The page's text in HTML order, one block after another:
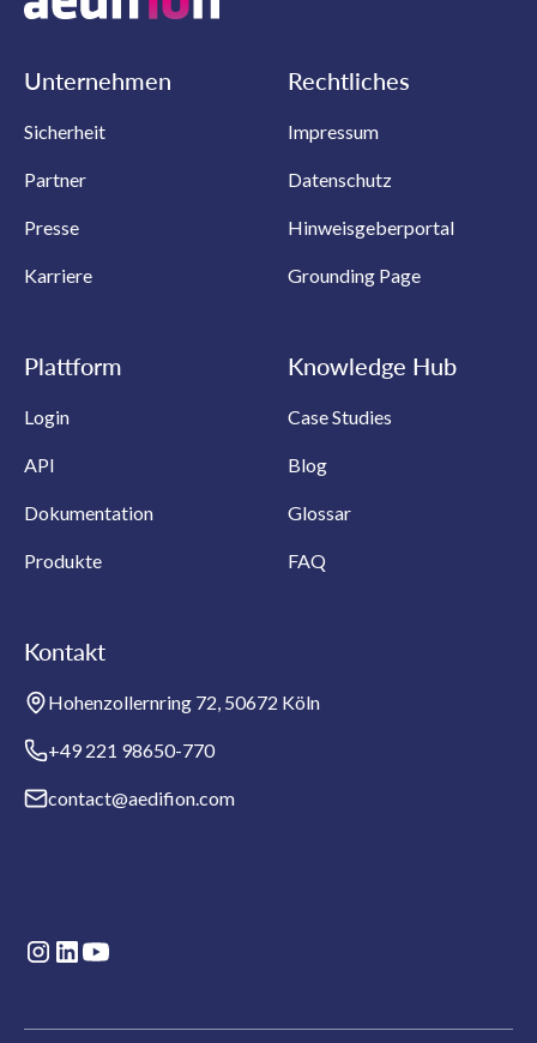
Unternehmen
Sicherheit
Partner
Presse
Karriere
Rechtliches
Impressum
Datenschutz
Hinweisgeberportal
Grounding Page
Plattform
Login
API
Dokumentation
Produkte
Knowledge Hub
Case Studies
Blog
Glossar
FAQ
Kontakt
Hohenzollernring 72, 50672 Köln
+49 221 98650-770
contact@aedifion.com